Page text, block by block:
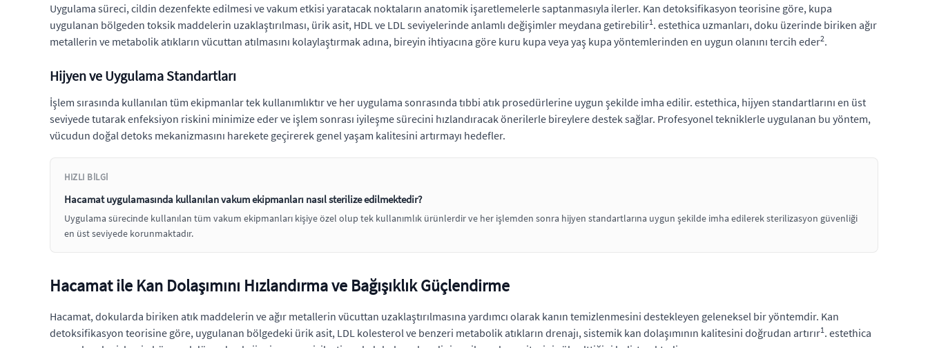
Uygulama süreci, cildin dezenfekte edilmesi ve vakum etkisi yaratacak noktaların anatomik işaretlemelerle saptanmasıyla ilerler. Kan detoksifikasyon teorisine göre, kupa
uygulanan bölgeden toksik maddelerin uzaklaştırılması, ürik asit, HDL ve LDL seviyelerinde anlamlı değişimler meydana getirebilir1 . estethica uzmanları, doku üzerinde biriken ağır
metallerin ve metabolik atıkların vücuttan atılmasını kolaylaştırmak adına, bireyin ihtiyacına göre kuru kupa veya yaş kupa yöntemlerinden en uygun olanını tercih eder2.
Hijyen ve Uygulama Standartları
İşlem sırasında kullanılan tüm ekipmanlar tek kullanımlıktır ve her uygulama sonrasında tıbbi atık prosedürlerine uygun şekilde imha edilir. estethica, hijyen standartlarını en üst
seviyede tutarak enfeksiyon riskini minimize eder ve işlem sonrası iyileşme sürecini hızlandıracak önerilerle bireylere destek sağlar. Profesyonel tekniklerle uygulanan bu yöntem,
vücudun doğal detoks mekanizmasını harekete geçirerek genel yaşam kalitesini artırmayı hedefler.
HIZLI BILGI
Hacamat uygulamasında kullanılan vakum ekipmanları nasıl sterilize edilmektedir?
Uygulama sürecinde kullanılan tüm vakum ekipmanları kişiye özel olup tek kullanımlık ürünlerdir ve her işlemden sonra hijyen standartlarına uygun şekilde imha edilerek sterilizasyon güvenliği
en üst seviyede korunmaktadır.
Hacamat ile Kan Dolaşımını Hızlandırma ve Bağışıklık Güçlendirme
Hacamat, dokularda biriken atık maddelerin ve ağır metallerin vücuttan uzaklaştırılmasına yardımcı olarak kanın temizlenmesini destekleyen geleneksel bir yöntemdir. Kan
detoksifikasyon teorisine göre, uygulanan bölgedeki ürik asit, LDL kolesterol ve benzeri metabolik atıkların drenajı, sistemik kan dolaşımının kalitesini doğrudan artırır1 . estethica